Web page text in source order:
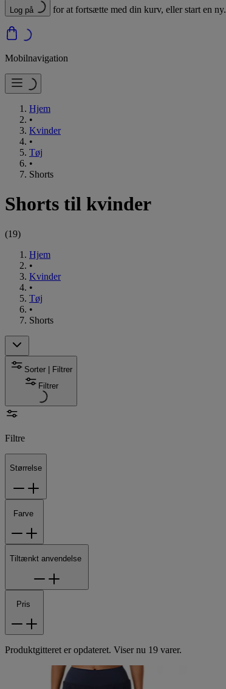
Log på for at fortsætte med din kurv, eller start en ny.
Mobilnavigation
Hjem
•
Kvinder
•
Tøj
•
Shorts
Shorts til kvinder
(19)
Hjem
•
Kvinder
•
Tøj
•
Shorts
Sorter | Filtrer
Filtrer
Filtre
Størrelse
Farve
Tiltænkt anvendelse
Pris
Produktgitteret er opdateret. Viser nu 19 varer.